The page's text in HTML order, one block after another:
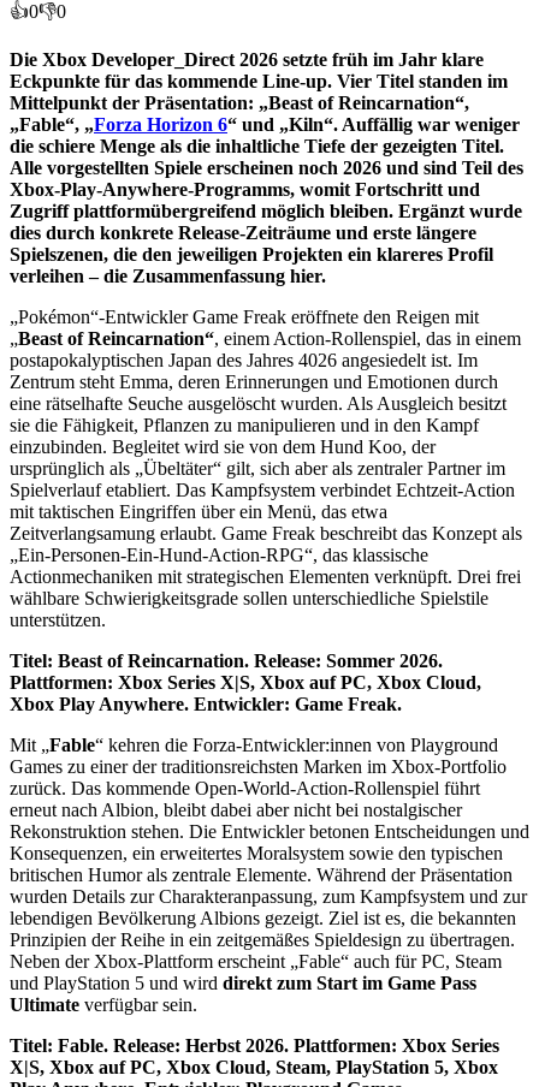
👍0👎0
Die Xbox Developer_Direct 2026 setzte früh im Jahr klare
Eckpunkte für das kommende Line-up. Vier Titel standen im
Mittelpunkt der Präsentation: „Beast of Reincarnation“,
„Fable“, „Forza Horizon 6“ und „Kiln“. Auffällig war weniger
die schiere Menge als die inhaltliche Tiefe der gezeigten Titel.
Alle vorgestellten Spiele erscheinen noch 2026 und sind Teil des
Xbox-Play-Anywhere-Programms, womit Fortschritt und
Zugriff plattformübergreifend möglich bleiben. Ergänzt wurde
dies durch konkrete Release-Zeiträume und erste längere
Spielszenen, die den jeweiligen Projekten ein klareres Profil
verleihen – die Zusammenfassung hier.
„Pokémon“-Entwickler Game Freak eröffnete den Reigen mit
„Beast of Reincarnation“, einem Action-Rollenspiel, das in einem
postapokalyptischen Japan des Jahres 4026 angesiedelt ist. Im
Zentrum steht Emma, deren Erinnerungen und Emotionen durch
eine rätselhafte Seuche ausgelöscht wurden. Als Ausgleich besitzt
sie die Fähigkeit, Pflanzen zu manipulieren und in den Kampf
einzubinden. Begleitet wird sie von dem Hund Koo, der
ursprünglich als „Übeltäter“ gilt, sich aber als zentraler Partner im
Spielverlauf etabliert. Das Kampfsystem verbindet Echtzeit-Action
mit taktischen Eingriffen über ein Menü, das etwa
Zeitverlangsamung erlaubt. Game Freak beschreibt das Konzept als
„Ein-Personen-Ein-Hund-Action-RPG“, das klassische
Actionmechaniken mit strategischen Elementen verknüpft. Drei frei
wählbare Schwierigkeitsgrade sollen unterschiedliche Spielstile
unterstützen.
Titel: Beast of Reincarnation. Release: Sommer 2026.
Plattformen: Xbox Series X|S, Xbox auf PC, Xbox Cloud,
Xbox Play Anywhere. Entwickler: Game Freak.
Mit „Fable“ kehren die Forza-Entwickler:innen von Playground
Games zu einer der traditionsreichsten Marken im Xbox-Portfolio
zurück. Das kommende Open-World-Action-Rollenspiel führt
erneut nach Albion, bleibt dabei aber nicht bei nostalgischer
Rekonstruktion stehen. Die Entwickler betonen Entscheidungen und
Konsequenzen, ein erweitertes Moralsystem sowie den typischen
britischen Humor als zentrale Elemente. Während der Präsentation
wurden Details zur Charakteranpassung, zum Kampfsystem und zur
lebendigen Bevölkerung Albions gezeigt. Ziel ist es, die bekannten
Prinzipien der Reihe in ein zeitgemäßes Spieldesign zu übertragen.
Neben der Xbox-Plattform erscheint „Fable“ auch für PC, Steam
und PlayStation 5 und wird direkt zum Start im Game Pass
Ultimate verfügbar sein.
Titel: Fable. Release: Herbst 2026. Plattformen: Xbox Series
X|S, Xbox auf PC, Xbox Cloud, Steam, PlayStation 5, Xbox